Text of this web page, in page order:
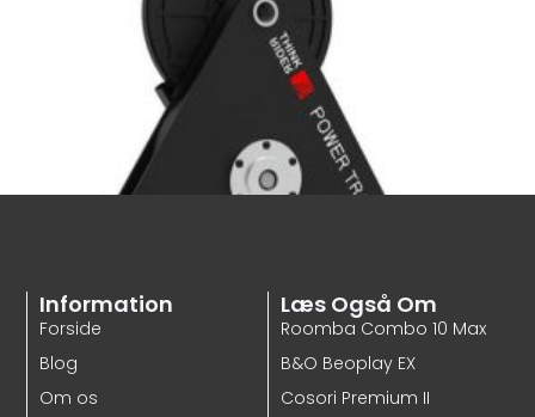
Læs Også Om
Roomba Combo 10 Max
B&O Beoplay EX
Cosori Premium II
Information
Forside
Blog
Om os